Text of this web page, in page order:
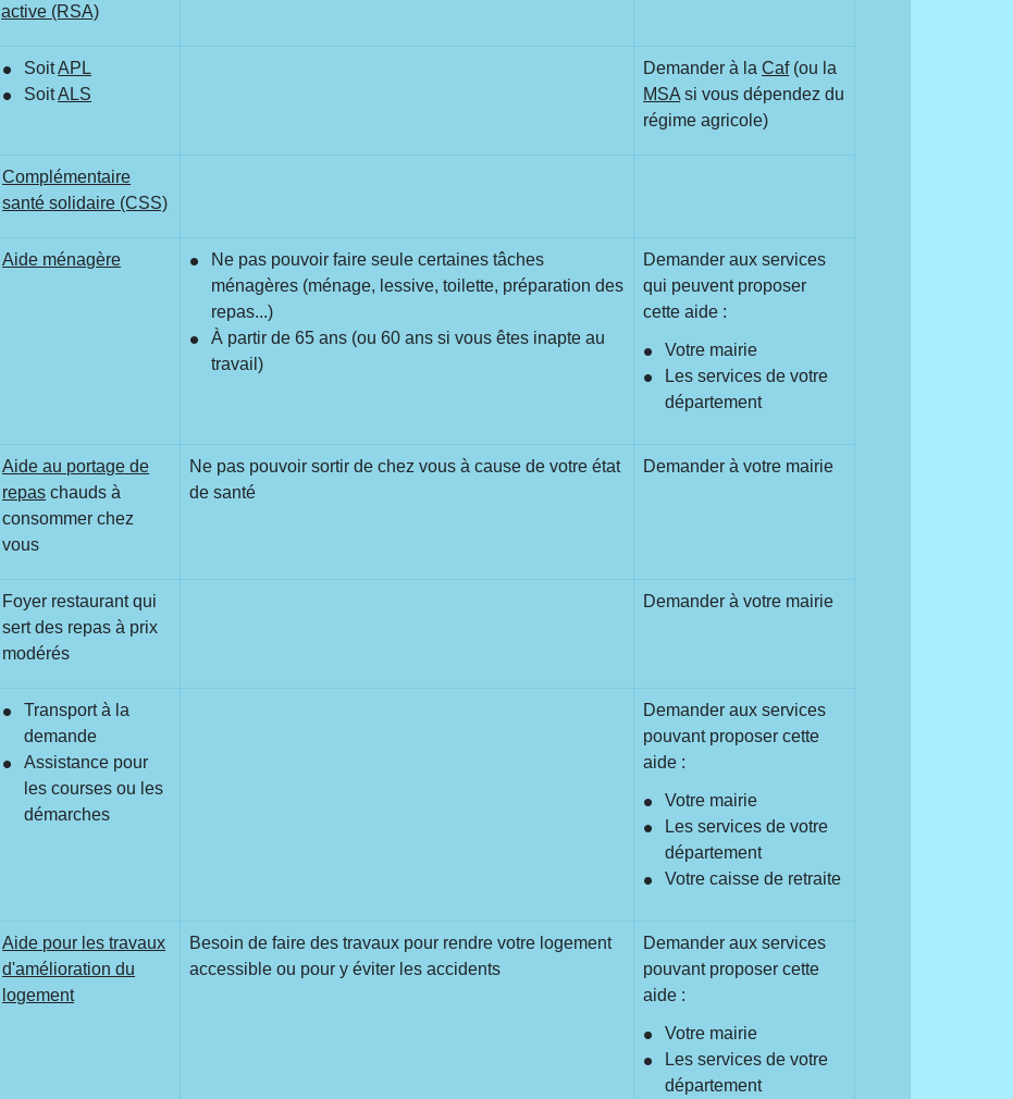
active (RSA)
SoitAPL
SoitALS
Demander à laCaf(ou la
MSA si vous dépendez du
régime agricole)
Complémentaire
santé solidaire (CSS)
Aide ménagère
Ne pas pouvoir faire seule certaines tâches
ménagères (ménage, lessive, toilette, préparation des
repas...)
À partir de 65 ans (ou 60 ans si vous êtes inapte au
travail)
Demander aux services
qui peuvent proposer
cette aide :
Votre mairie
Les services de votre
département
Aide au portage de
repas chauds à
consommer chez
vous
Ne pas pouvoir sortir de chez vous à cause de votre état
de santé
Demander à votre mairie
Foyer restaurant qui
sert des repas à prix
modérés
Demander à votre mairie
Transport à la
demande
Assistance pour
les courses ou les
démarches
Demander aux services
pouvant proposer cette
aide :
Votre mairie
Les services de votre
département
Votre caisse de retraite
Aide pour les travaux
d'amélioration du
logement
Besoin de faire des travaux pour rendre votre logement
accessible ou pour y éviter les accidents
Demander aux services
pouvant proposer cette
aide :
Votre mairie
Les services de votre
département